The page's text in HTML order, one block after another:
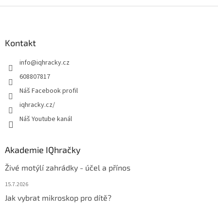
Kontakt
info@iqhracky.cz
608807817
Náš Facebook profil
iqhracky.cz/
Náš Youtube kanál
Akademie IQhračky
Živé motýlí zahrádky - účel a přínos
15.7.2026
Jak vybrat mikroskop pro dítě?